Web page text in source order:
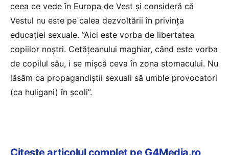
ceea ce vede în Europa de Vest și consideră că
Vestul nu este pe calea dezvoltării în privința
educației sexuale. ”Aici este vorba de libertatea
copiilor noștri. Cetățeanului maghiar, când este vorba
de copilul său, i se mișcă ceva în zona stomacului. Nu
lăsăm ca propagandiștii sexuali să umble provocatori
(ca huligani) în școli”.
Citește articolul complet pe G4Media.ro